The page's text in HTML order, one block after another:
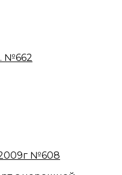
№662
2009г №608